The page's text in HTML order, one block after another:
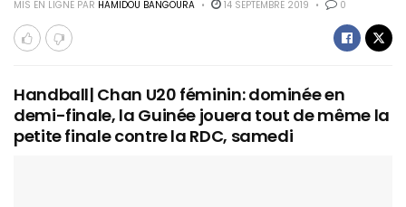
MIS EN LIGNE PAR HAMIDOU BANGOURA 14 SEPTEMBRE 2019 0
Handball| Chan U20 féminin: dominée en
demi-finale, la Guinée jouera tout de même la
petite finale contre la RDC, samedi